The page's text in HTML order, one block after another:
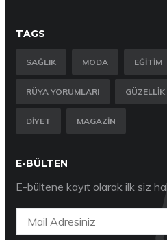
TAGS
SAĞLIK MODA EĞITIM
RÜYA YORUMLARI GÜZELLIK
DIYET MAGAZIN
E-BÜLTEN
E-bültene kayıt olarak ilk siz